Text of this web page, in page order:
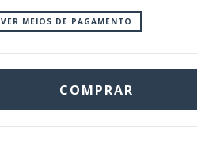
VER MEIOS DE PAGAMENTO